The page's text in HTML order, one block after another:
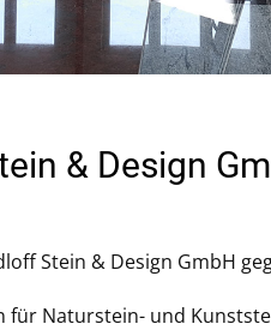
& Design
Stein & Design GmbH
Naturstein- und